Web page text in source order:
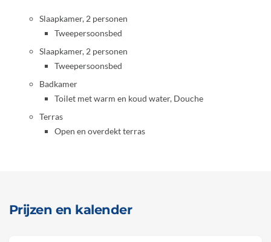
Slaapkamer, 2 personen
Tweepersoonsbed
Slaapkamer, 2 personen
Tweepersoonsbed
Badkamer
Toilet met warm en koud water, Douche
Terras
Open en overdekt terras
Prijzen en kalender